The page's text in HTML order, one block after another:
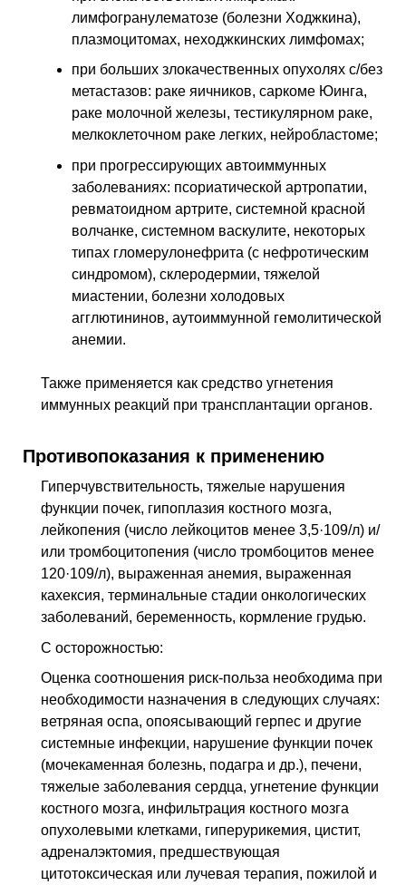
лимфогранулематозе (болезни Ходжкина),
плазмоцитомах, неходжкинских лимфомах;
при больших злокачественных опухолях с/без
метастазов: раке яичников, саркоме Юинга,
раке молочной железы, тестикулярном раке,
мелкоклеточном раке легких, нейробластоме;
при прогрессирующих автоиммунных
заболеваниях: псориатической артропатии,
ревматоидном артрите, системной красной
волчанке, системном васкулите, некоторых
типах гломерулонефрита (с нефротическим
синдромом), склеродермии, тяжелой
миастении, болезни холодовых
агглютининов, аутоиммунной гемолитической
анемии.
Также применяется как средство угнетения
иммунных реакций при трансплантации органов.
Противопоказания к применению
Гиперчувствительность, тяжелые нарушения
функции почек, гипоплазия костного мозга,
лейкопения (число лейкоцитов менее 3,5·109/л) и/
или тромбоцитопения (число тромбоцитов менее
120·109/л), выраженная анемия, выраженная
кахексия, терминальные стадии онкологических
заболеваний, беременность, кормление грудью.
С осторожностью:
Оценка соотношения риск-польза необходима при
необходимости назначения в следующих случаях:
ветряная оспа, опоясывающий герпес и другие
системные инфекции, нарушение функции почек
(мочекаменная болезнь, подагра и др.), печени,
тяжелые заболевания сердца, угнетение функции
костного мозга, инфильтрация костного мозга
опухолевыми клетками, гиперурикемия, цистит,
адреналэктомия, предшествующая
цитотоксическая или лучевая терапия, пожилой и